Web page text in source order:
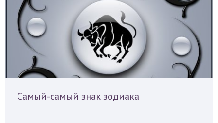
Самый-самый знак зодиака